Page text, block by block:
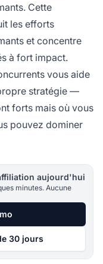
Cette
les efforts
et concentre
à fort impact.
vous aide
stratégie —
forts mais où vous
pouvez dominer
aujourd'hui
minutes. Aucune
30 jours